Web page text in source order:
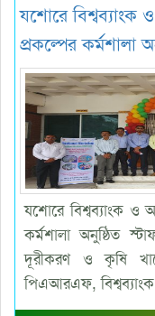
যশোরে বিশ্বব্যাংক
প্রকল্পের কর্মশালা
যশোরে বিশ্বব্যাংক ও
কর্মশালা অনুষ্ঠিত
দূরীকরণ ও কৃষি
পিএআরএফ,